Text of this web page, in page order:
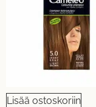
Lisää ostoskoriin